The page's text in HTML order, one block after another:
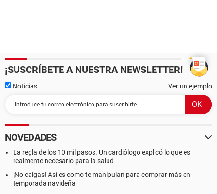
¡SUSCRÍBETE A NUESTRA NEWSLETTER!
Noticias Ver un ejemplo
NOVEDADES
La regla de los 10 mil pasos. Un cardiólogo explicó lo que es
realmente necesario para la salud
¡No caigas! Así es como te manipulan para comprar más en
temporada navideña